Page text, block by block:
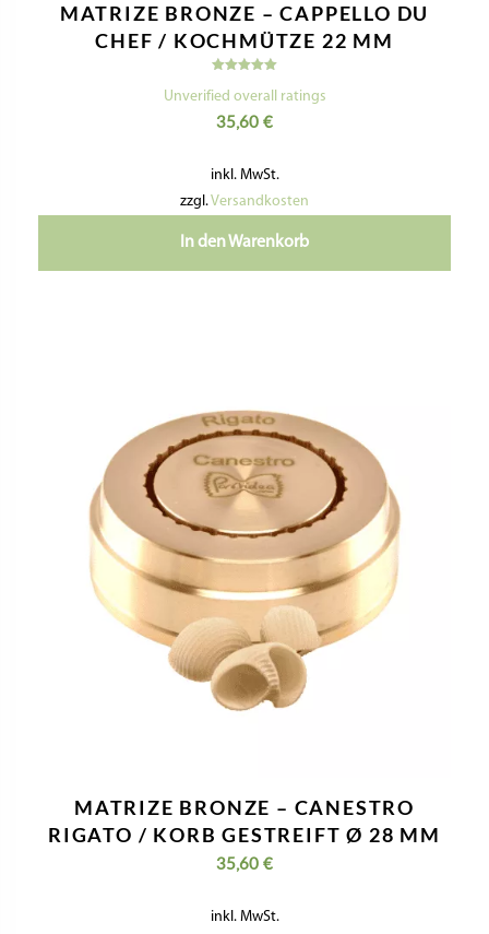
MATRIZE BRONZE – CAPPELLO DU
CHEF / KOCHMÜTZE 22 MM
mit
von 5
Unverified overall ratings
35,60 €
inkl. MwSt.
zzgl.Versandkosten
In den Warenkorb
MATRIZE BRONZE – CANESTRO
RIGATO / KORB GESTREIFT Ø 28 MM
35,60 €
inkl. MwSt.